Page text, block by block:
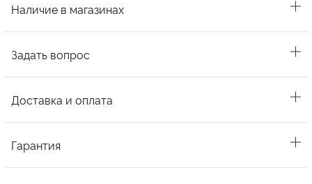
Наличие в магазинах
Задать вопрос
Доставка и оплата
Гарантия